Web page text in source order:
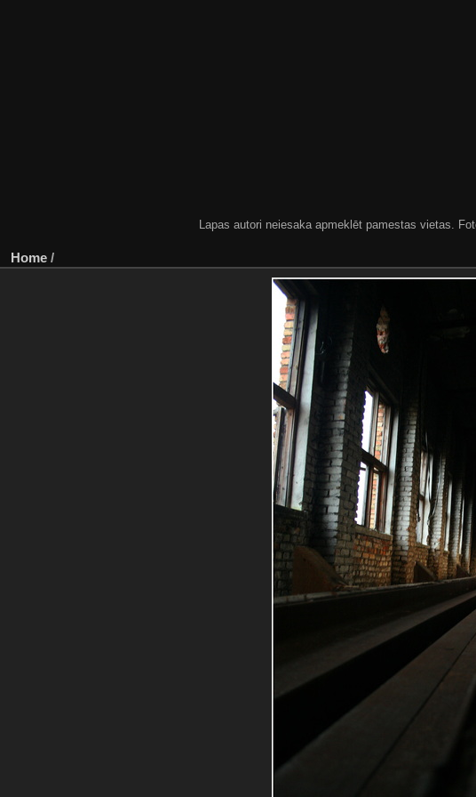
Lapas autori neiesaka apmeklēt pamestas vietas.
Home /